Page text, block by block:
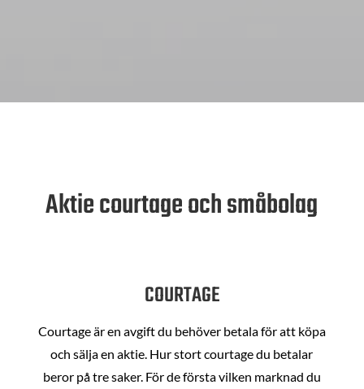
Aktie courtage och småbolag
COURTAGE
Courtage är en avgift du behöver betala för att köpa
och sälja en aktie. Hur stort courtage du betalar
beror på tre saker. För de första vilken marknad du